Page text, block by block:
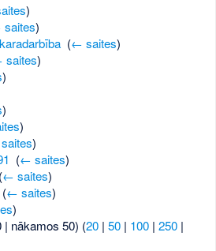
)
)
‎ (← saites)
)
)
)
)
)
(← saites)
(← saites)
(← saites)
)
| nākamos 50) (20 |50 | 100 |250 |